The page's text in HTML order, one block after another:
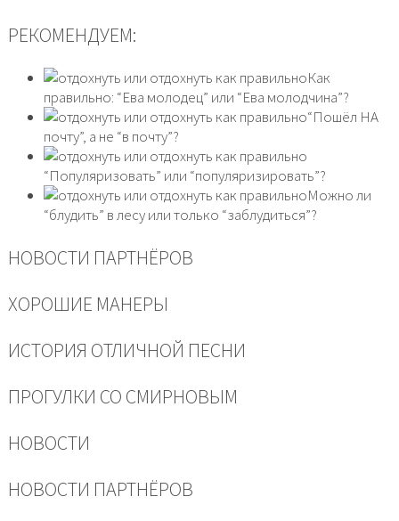
РЕКОМЕНДУЕМ:
Как
правильно: “Ева молодец” или “Ева молодчина”?
“Пошёл НА
почту”, а не “в почту”?
“Популяризовать” или “популяризировать”?
Можно ли
“блудить” в лесу или только “заблудиться”?
НОВОСТИ ПАРТНЁРОВ
ХОРОШИЕ МАНЕРЫ
ИСТОРИЯ ОТЛИЧНОЙ ПЕСНИ
ПРОГУЛКИ СО СМИРНОВЫМ
НОВОСТИ
НОВОСТИ ПАРТНЁРОВ